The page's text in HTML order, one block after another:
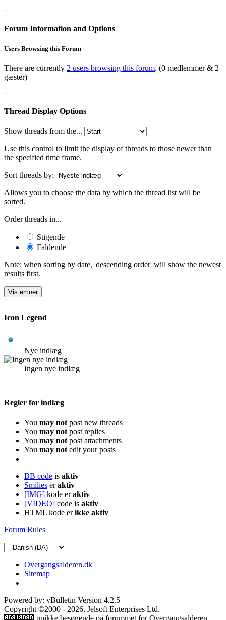
Forum Information and Options
Users Browsing this Forum
There are currently 2 users browsing this forum. (0 medlemmer & 2
gæster)
Thread Display Options
Show threads from the...
Use this control to limit the display of threads to those newer than
the specified time frame.
Sort threads by:
Allows you to choose the data by which the thread list will be
sorted.
Order threads in...
Stigende
Faldende
Note: when sorting by date, 'descending order' will show the newest
results first.
Icon Legend
Nye indlæg
Ingen nye indlæg
Regler for indlæg
You may not post new threads
You may not post replies
You may not post attachments
You may not edit your posts
BB code is aktiv
Smilies eraktiv
[IMG] kode eraktiv
[VIDEO] code is aktiv
HTML kode erikke aktiv
Forum Rules
Overgangsalderen.dk
Sitemap
Powered by: vBulletin Version 4.2.5
Copyright ©2000 - 2026, Jelsoft Enterprises Ltd.
unikke besøgende på forummet for Overgangsalderen.